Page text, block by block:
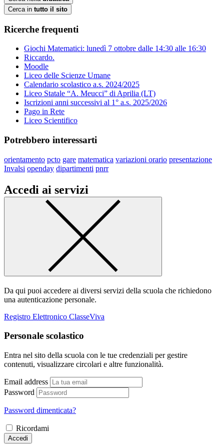
Cerca in tutto il sito
Ricerche frequenti
Giochi Matematici: lunedì 7 ottobre dalle 14:30 alle 16:30
Riccardo.
Moodle
Liceo delle Scienze Umane
Calendario scolastico a.s. 2024/2025
Liceo Statale “A. Meucci” di Aprilia (LT)
Iscrizioni anni successivi al 1° a.s. 2025/2026
Pago in Rete
Liceo Scientifico
Potrebbero interessarti
orientamento pcto gare matematica variazioni orario presentazione
Invalsi openday dipartimenti pnrr
Accedi ai servizi
Da qui puoi accedere ai diversi servizi della scuola che richiedono
una autenticazione personale.
Registro Elettronico ClasseViva
Personale scolastico
Entra nel sito della scuola con le tue credenziali per gestire
contenuti, visualizzare circolari e altre funzionalità.
Email address
Password
Password dimenticata?
Ricordami
Accedi